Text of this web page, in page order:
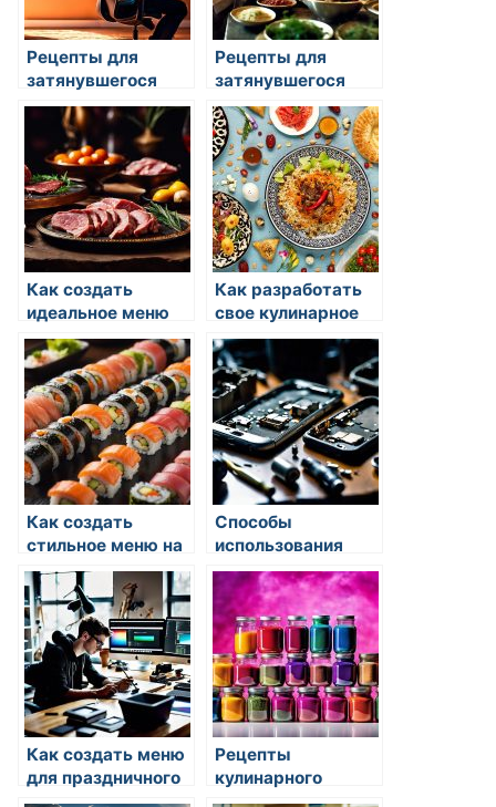
Рецепты для
затянувшегося
летнего обеда
Рецепты для
затянувшегося
летнего обеда
Как создать
идеальное меню
на выходные
Как разработать
свое кулинарное
меню
Как создать
стильное меню на
вечеринке
Способы
использования
тыквенных
семечек
Как создать меню
для праздничного
ужина
Рецепты
кулинарного
тестирования: